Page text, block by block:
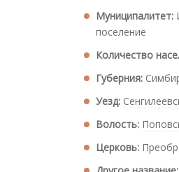
Муниципалитет:
поселение
Количество
Губерния:
Уезд:
Волость:
Церковь: